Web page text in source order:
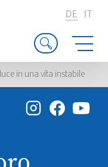
DE IT
in una vita instabile